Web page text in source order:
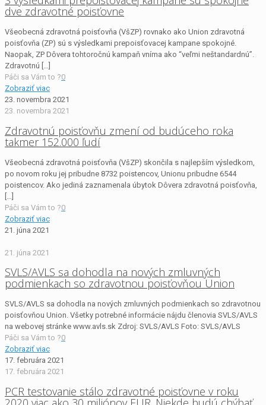
dve zdravotné poisťovne
Všeobecná zdravotná poisťovňa (VšZP) rovnako ako Union zdravotná
poisťovňa (ZP) sú s výsledkami prepoisťovacej kampane spokojné.
Naopak, ZP Dôvera tohtoročnú kampaň vníma ako “veľmi neštandardnú”.
Zdravotnú […]
Páči sa Vám to ?0
Zobraziť viac
23. novembra 2021
23. novembra 2021
Zdravotnú poisťovňu zmení od budúceho roka
takmer 152.000 ľudí
Všeobecná zdravotná poisťovňa (VšZP) skončila s najlepším výsledkom,
po novom roku jej pribudne 8732 poistencov, Unionu pribudne 6544
poistencov. Ako jediná zaznamenala úbytok Dôvera zdravotná poisťovňa,
[…]
Páči sa Vám to ?0
Zobraziť viac
21. júna 2021
21. júna 2021
SVLS/AVLS sa dohodla na nových zmluvných
podmienkach so zdravotnou poisťovňou Union
SVLS/AVLS sa dohodla na nových zmluvných podmienkach so zdravotnou
poisťovňou Union. Všetky potrebné informácie nájdu členovia SVLS/AVLS
na webovej stránke www.avls.sk Zdroj: SVLS/AVLS Foto: SVLS/AVLS
Páči sa Vám to ?0
Zobraziť viac
17. februára 2021
17. februára 2021
PCR testovanie stálo zdravotné poisťovne v roku